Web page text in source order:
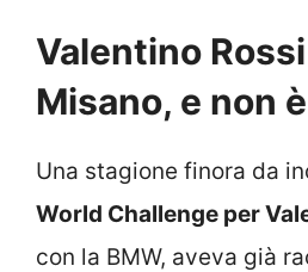
Valentino
Misano, e non
Una stagione finora da
World Challenge per
con la BMW, aveva già